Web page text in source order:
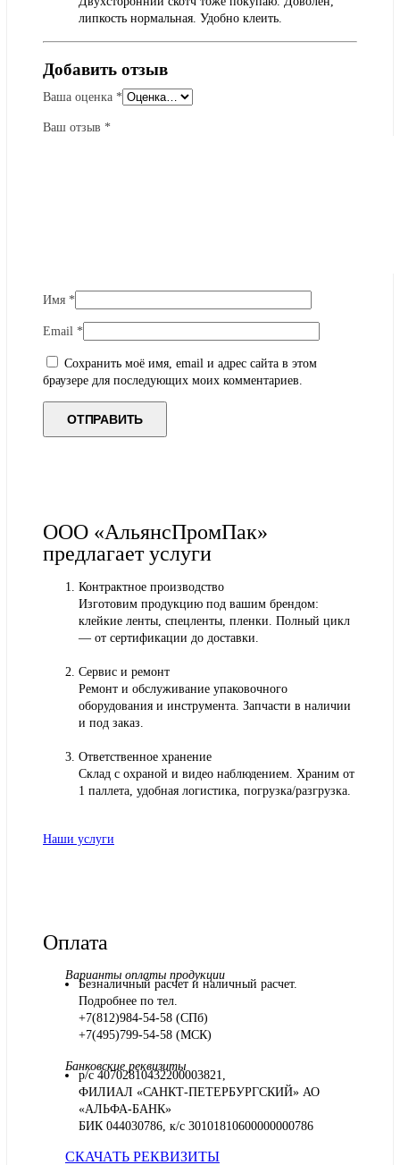
липкость нормальная. Удобно клеить.
Добавить отзыв
Ваша оценка *
Ваш отзыв *
Имя *
Email *
Сохранить моё имя, email и адрес сайта в этом
браузере для последующих моих комментариев.
ООО «АльянсПромПак»
предлагает услуги
Контрактное производство
Изготовим продукцию под вашим брендом:
клейкие ленты, спецленты, пленки. Полный цикл
— от сертификации до доставки.
Сервис и ремонт
Ремонт и обслуживание упаковочного
оборудования и инструмента. Запчасти в наличии
и под заказ.
Ответственное хранение
Склад с охраной и видео наблюдением. Храним от
1 паллета, удобная логистика, погрузка/разгрузка.
Наши услуги
Оплата
Варианты оплаты продукции
Безналичный расчет и наличный расчет.
Подробнее по тел.
+7(812)984-54-58 (СПб)
+7(495)799-54-58 (МСК)
Банковские реквизиты
р/с 40702810432200003821,
ФИЛИАЛ «САНКТ-ПЕТЕРБУРГСКИЙ» АО
«АЛЬФА-БАНК»
БИК 044030786, к/с 30101810600000000786
СКАЧАТЬ РЕКВИЗИТЫ